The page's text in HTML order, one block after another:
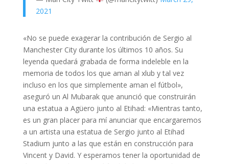
2021
«No se puede exagerar la contribución de Sergio al
Manchester City durante los últimos 10 años. Su
leyenda quedará grabada de forma indeleble en la
memoria de todos los que aman al xlub y tal vez
incluso en los que simplemente aman el fútbol»,
aseguró un Al Mubarak que anunció que construirán
una estatua a Agüero junto al Etihad: «Mientras tanto,
es un gran placer para mí anunciar que encargaremos
a un artista una estatua de Sergio junto al Etihad
Stadium junto a las que están en construcción para
Vincent y David. Y esperamos tener la oportunidad de